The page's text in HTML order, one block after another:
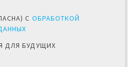
С ОБРАБОТКОЙ
ДЛЯ БУДУЩИХ